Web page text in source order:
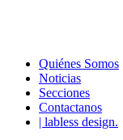
Quiénes Somos
Noticias
Secciones
Contactanos
| labless design.